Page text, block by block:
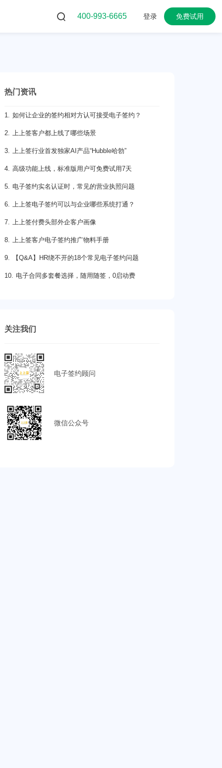
400-993-6665 登录 免费试用
热门资讯
1. 如何让企业的签约相对方认可接受电子签约？
2. 上上签客户都上线了哪些场景
3. 上上签行业首发独家AI产品“Hubble哈勃”
4. 高级功能上线，标准版用户可免费试用7天
5. 电子签约实名认证时，常见的营业执照问题
6. 上上签电子签约可以与企业哪些系统打通？
7. 上上签付费头部外企客户画像
8. 上上签客户电子签约推广物料手册
9. 【Q&A】HR绕不开的18个常见电子签约问题
10. 电子合同多套餐选择，随用随签，0启动费
关注我们
电子签约顾问
微信公众号